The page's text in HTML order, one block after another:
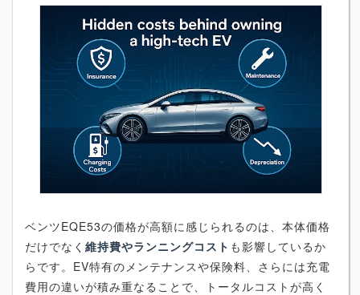
ベンツEQE53の価格が高額に感じられるのは、本体価格
だけでなく 維持費やランニングコスト も影響しているか
らです。EV特有のメンテナンスや保険料、さらには充電
費用の違いが積み重なることで、トータルコストが高く